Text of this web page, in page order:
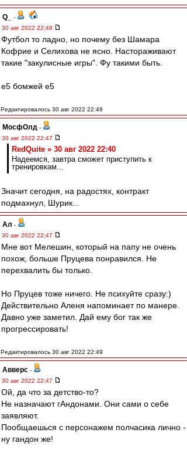
Q_
-
30 авг 2022 22:48
Футбол то ладно, но почему без Шамара
Кофрие и Селихова не ясно. Настораживают
такие "закулисные игры". Фу такими быть.
е5 бомжей е5
Редактировалось 30 авг 2022 22:49
МосфОлд -
30 авг 2022 22:47
RedQuite » 30 авг 2022 22:40
Надеемся, завтра сможет приступить к
тренировкам...
Значит сегодня, на радостях, контракт
подмахнул, Шурик...
Ал -
30 авг 2022 22:47
Мне вот Мелешин, который на папу не очень
похож, больше Пруцева понравился. Не
перехвалить бы только.
Но Пруцев тоже ничего. Не психуйте сразу:)
Действительно Аленя напоминает по манере.
Давно уже заметил. Дай ему бог так же
прогрессировать!
Редактировалось 30 авг 2022 22:49
Авверс -
30 авг 2022 22:47
Ой, да что за детство-то?
Не назначают гАндонами. Они сами о себе
заявляют.
Пообщаешься с персонажем полчасика лично -
ну гандон же!